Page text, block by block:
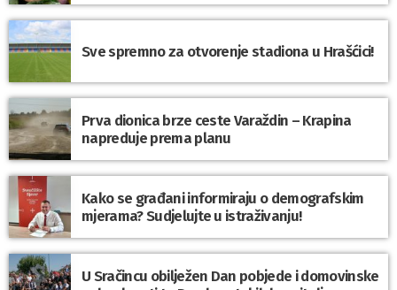
Sve spremno za otvorenje stadiona u Hrašćici!
Prva dionica brze ceste Varaždin – Krapina
napreduje prema planu
Kako se građani informiraju o demografskim
mjerama? Sudjelujte u istraživanju!
U Sračincu obilježen Dan pobjede i domovinske